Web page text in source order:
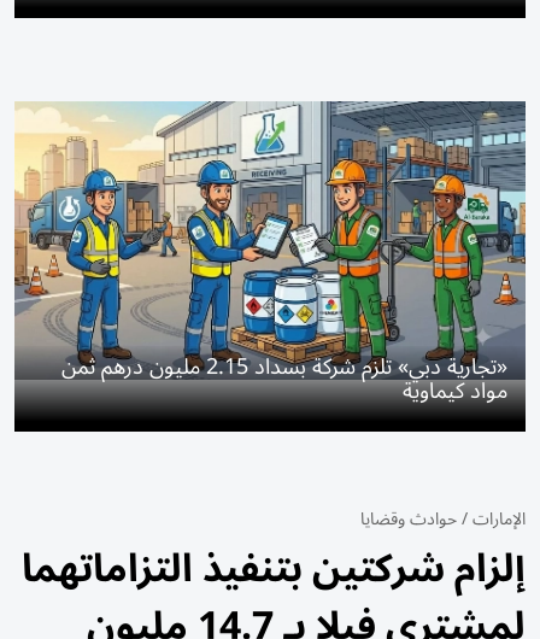
«تجارية دبي» تلزم شركة بسداد 2.15 مليون درهم ثمن
مواد كيماوية
الإمارات/حوادث وقضايا
إلزام شركتين بتنفيذ التزاماتهما